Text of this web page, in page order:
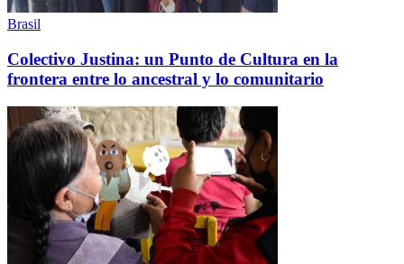
Brasil
Colectivo Justina: un Punto de Cultura en la
frontera entre lo ancestral y lo comunitario